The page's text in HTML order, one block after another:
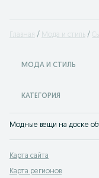
Главная Мода и стиль
МОДА И СТИЛЬ
КАТЕГОРИЯ
Модные вещи на доске
Карта сайта
Карта регионов